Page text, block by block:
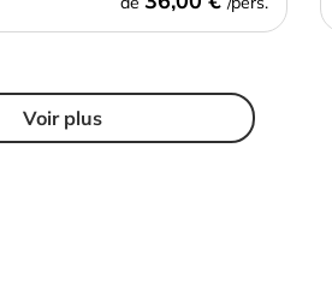
Voir plus